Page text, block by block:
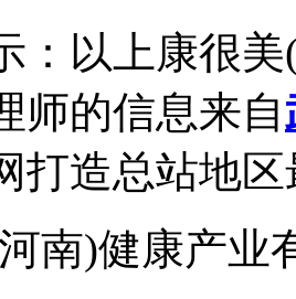
：以上康很
师的信息来自
打造总站地
南)健康产业